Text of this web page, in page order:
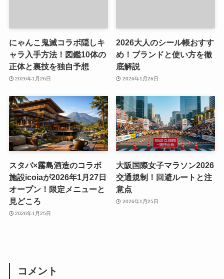
にゃんこ鬼滅コラボ隠しキ
ャラ入手方法！図鑑10体の
正体と裏技を独自予想
2026年1月26日
2026大人のシール帳おすす
め！ブランドと使い方を徹
底解説
2026年1月26日
スタバ×霧島酒造のコラボ
施設icoiaが2026年1月27日
オープン！限定メニューと
見どころ
2026年1月25日
大阪国際女子マラソン2026
交通規制！回避ルートと注
意点
2026年1月25日
コメント